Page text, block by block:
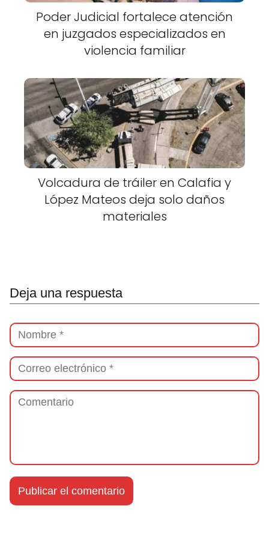
Poder Judicial fortalece atención
en juzgados especializados en
violencia familiar
Volcadura de tráiler en Calafia y
López Mateos deja solo daños
materiales
Deja una respuesta